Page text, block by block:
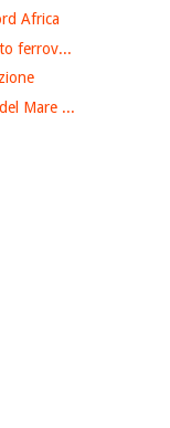
Africa
ferrov...
Mare ...